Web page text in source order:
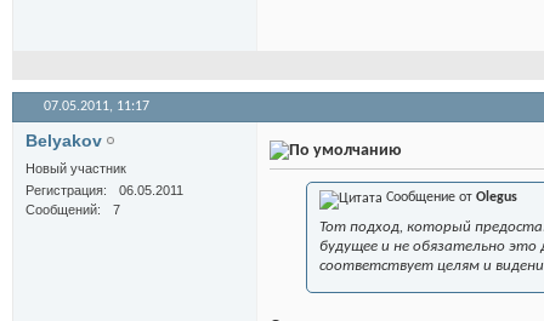
07.05.2011, 11:17
Belyakov
Новый участник
Регистрация
06.05.2011
Сообщений
7
Сообщение от Olegus
Тот подход, который
будущее и не обязательно
соответствует целям и